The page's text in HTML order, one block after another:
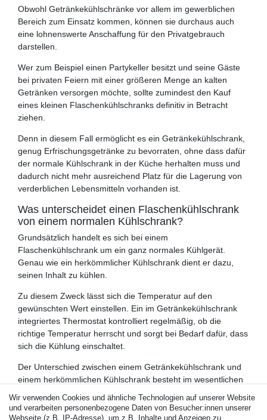
Obwohl Getränkekühlschränke vor allem im gewerblichen
Bereich zum Einsatz kommen, können sie durchaus auch
eine lohnenswerte Anschaffung für den Privatgebrauch
darstellen.
Wer zum Beispiel einen Partykeller besitzt und seine Gäste
bei privaten Feiern mit einer größeren Menge an kalten
Getränken versorgen möchte, sollte zumindest den Kauf
eines kleinen Flaschenkühlschranks definitiv in Betracht
ziehen.
Denn in diesem Fall ermöglicht es ein Getränkekühlschrank,
genug Erfrischungsgetränke zu bevorraten, ohne dass dafür
der normale Kühlschrank in der Küche herhalten muss und
dadurch nicht mehr ausreichend Platz für die Lagerung von
verderblichen Lebensmitteln vorhanden ist.
Was unterscheidet einen Flaschenkühlschrank
von einem normalen Kühlschrank?
Grundsätzlich handelt es sich bei einem
Flaschenkühlschrank um ein ganz normales Kühlgerät.
Genau wie ein herkömmlicher Kühlschrank dient er dazu,
seinen Inhalt zu kühlen.
Zu diesem Zweck lässt sich die Temperatur auf den
gewünschten Wert einstellen. Ein im Getränkekühlschrank
integriertes Thermostat kontrolliert regelmäßig, ob die
richtige Temperatur herrscht und sorgt bei Bedarf dafür, dass
sich die Kühlung einschaltet.
Der Unterschied zwischen einem Getränkekühlschrank und
einem herkömmlichen Kühlschrank besteht im wesentlichen
in der verschiedenen Innenausstattung. Während ein
klassischer Kühlschrank zum Beispiel über Gemüsefächer
und Türfächer verfügt, sind diese Dinge bei einem
Wir verwenden Cookies und ähnliche Technologien auf unserer Website
und verarbeiten personenbezogene Daten von Besucher:innen unserer
Webseite (z.B. IP-Adresse), um z.B. Inhalte und Anzeigen zu